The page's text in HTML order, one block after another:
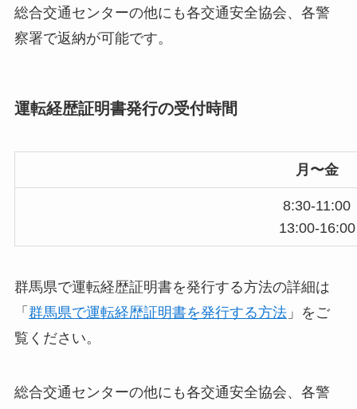
総合交通センターの他にも各交通安全協会、各警
察署で返納が可能です。
運転経歴証明書発行の受付時間
月〜金
8:30-11:00
13:00-16:00
群馬県で運転経歴証明書を発行する方法の詳細は
「 群馬県で運転経歴証明書を発行する方法」をご
覧ください。
総合交通センターの他にも各交通安全協会、各警